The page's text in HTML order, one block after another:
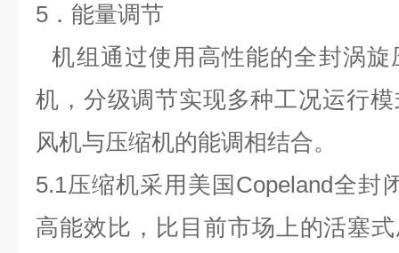
5 ．能量调节
机组通过使用高性能的全封涡
机，分级调节实现多种工况运行
风机与压缩机的能调相结合。
5.1压缩机采用美国Copeland全封
高能效比，比目前市场上的活塞